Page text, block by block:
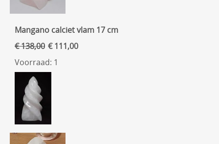
Mangano calciet vlam 17 cm
€ 138,00 € 111,00
Voorraad: 1